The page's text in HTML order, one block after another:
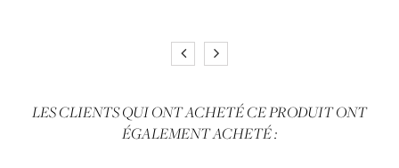
LES CLIENTS QUI ONT ACHETÉ CE PRODUIT ONT
ÉGALEMENT ACHETÉ :